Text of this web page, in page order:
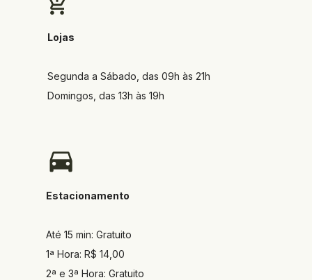
Lojas
Segunda a Sábado, das 09h às 21h
Domingos, das 13h às 19h
Estacionamento
Até 15 min: Gratuito
1ª Hora: R$ 14,00
2ª e 3ª Hora: Gratuito